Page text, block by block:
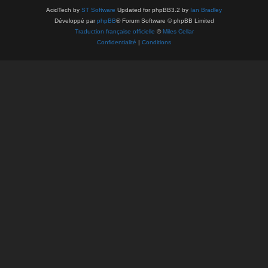
AcidTech by ST Software Updated for phpBB3.2 by Ian Bradley
Développé parphpBB® Forum Software © phpBB Limited
Traduction française officielle ©Miles Cellar
Confidentialité | Conditions